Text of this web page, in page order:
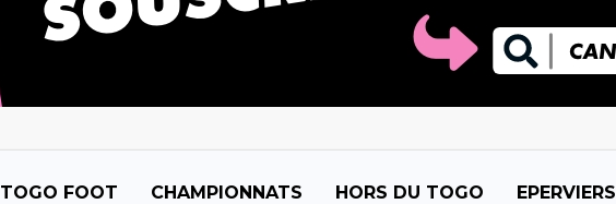
TOGO FOOT CHAMPIONNATS HORS DU TOGO EPERVIERS